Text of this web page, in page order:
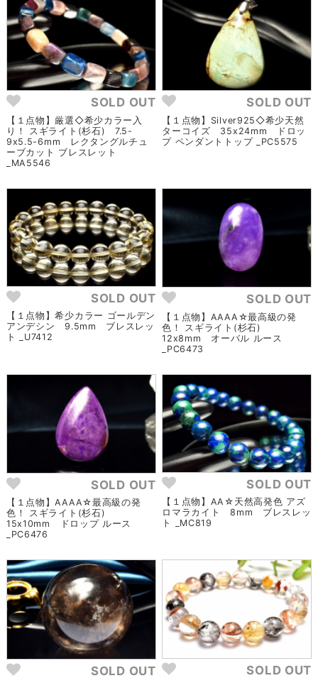
SOLD OUT
【１点物】厳選◇希少カラー入
り！ スギライト(杉石) 7.5-
9x5.5-6mm レクタングルチュ
ーブカット ブレスレット
_MA5546
SOLD OUT
【１点物】Silver925◇希少天然
ターコイズ 35x24mm ドロッ
プ ペンダントトップ _PC5575
SOLD OUT
【１点物】希少カラー ゴールデン
アンデシン 9.5mm ブレスレッ
ト _U7412
SOLD OUT
【１点物】AAAA☆最高級の発
色！ スギライト(杉石)
12x8mm オーバル ルース
_PC6473
SOLD OUT
【１点物】AAAA☆最高級の発
色！ スギライト(杉石)
15x10mm ドロップ ルース
_PC6476
SOLD OUT
【１点物】AA☆天然高発色 アズ
ロマラカイト 8mm ブレスレッ
ト _MC819
SOLD OUT SOLD OUT